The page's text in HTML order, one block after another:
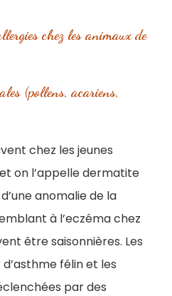
chez les animaux de
(pollens, acariens,
chez les jeunes
on l’appelle dermatite
anomalie de la
à l’eczéma chez
être saisonnières. Les
félin et les
par des